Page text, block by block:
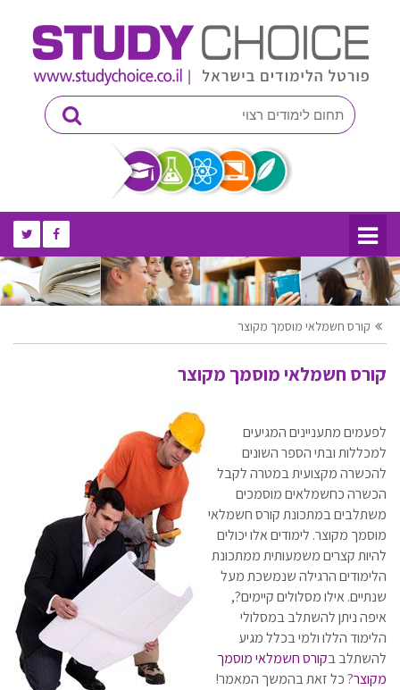
קורס חשמלאי מוסמך מקוצר
קורס חשמלאי מוסמך מקוצר
לפעמים מתעניינים המגיעים
למכללות ובתי הספר השונים
להכשרה מקצועית במטרה לקבל
הכשרה כחשמלאים מוסמכים
משתלבים במתכונת קורס חשמלאי
מוסמך מקוצר. לימודים אלו יכולים
להיות קצרים משמעותית ממתכונת
הלימודים הרגילה שנמשכת מעל
שנתיים. אילו מסלולים קיימים?,
איפה ניתן להשתלב במסלולי
הלימוד הללו ולמי בכלל מגיע
להשתלב בקורס חשמלאי מוסמך
מקוצר? כל זאת בהמשך המאמר!